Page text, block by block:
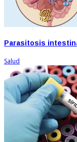
Parasitosis
Salud